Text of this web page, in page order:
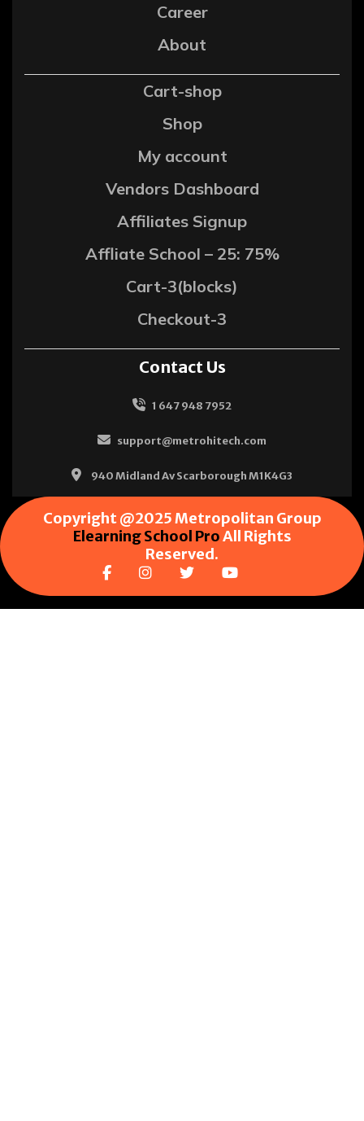
Career
About
Cart-shop
Shop
My account
Vendors Dashboard
Affiliates Signup
Affliate School – 25: 75%
Cart-3(blocks)
Checkout-3
Contact Us
1 647 948 7952
support@metrohitech.com
940 Midland Av Scarborough M1K4G3
Copyright @2025 Metropolitan Group
Elearning School ProAll Rights
Reserved.